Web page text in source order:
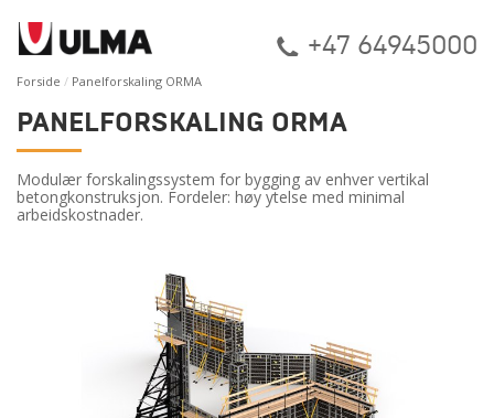
+47 64945000
Forside Panelforskaling ORMA
PANELFORSKALING ORMA
Modulær forskalingssystem for bygging av enhver vertikal
betongkonstruksjon. Fordeler: høy ytelse med minimal
arbeidskostnader.